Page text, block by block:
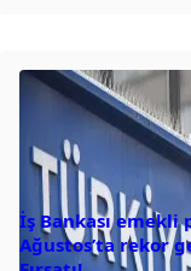
İş Bankası emekli
Ağustos’ta rekor